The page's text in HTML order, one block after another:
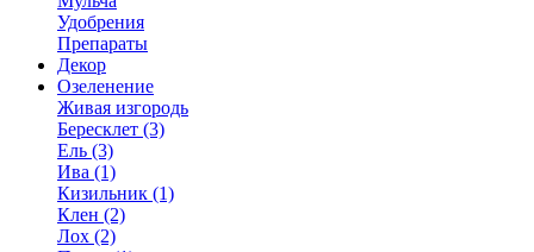
Удобрения
Препараты
Декор
Озеленение
Живая изгородь
Бересклет (3)
Ель (3)
Ива (1)
Кизильник (1)
Клен (2)
Лох (2)